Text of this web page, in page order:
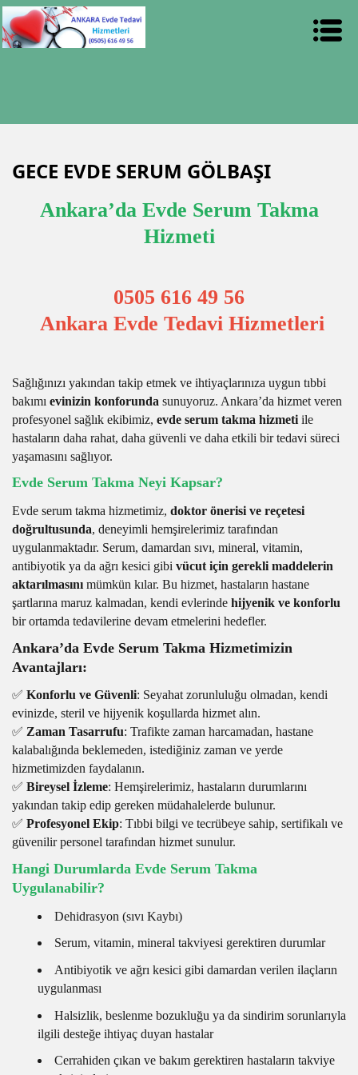
GECE EVDE SERUM GÖLBAŞI
Ankara’da Evde Serum Takma
Hizmeti
0505 616 49 56
Ankara Evde Tedavi Hizmetleri
Sağlığınızı yakından takip etmek ve ihtiyaçlarınıza uygun tıbbi
bakımı evinizin konforunda sunuyoruz. Ankara’da hizmet veren
profesyonel sağlık ekibimiz, evde serum takma hizmeti ile
hastaların daha rahat, daha güvenli ve daha etkili bir tedavi süreci
yaşamasını sağlıyor.
Evde Serum Takma Neyi Kapsar?
Evde serum takma hizmetimiz, doktor önerisi ve reçetesi
doğrultusunda, deneyimli hemşirelerimiz tarafından
uygulanmaktadır. Serum, damardan sıvı, mineral, vitamin,
antibiyotik ya da ağrı kesici gibi vücut için gerekli maddelerin
aktarılmasını mümkün kılar. Bu hizmet, hastaların hastane
şartlarına maruz kalmadan, kendi evlerinde hijyenik ve konforlu
bir ortamda tedavilerine devam etmelerini hedefler.
Ankara’da Evde Serum Takma Hizmetimizin
Avantajları:
✅ Konforlu ve Güvenli: Seyahat zorunluluğu olmadan, kendi
evinizde, steril ve hijyenik koşullarda hizmet alın.
✅ Zaman Tasarrufu: Trafikte zaman harcamadan, hastane
kalabalığında beklemeden, istediğiniz zaman ve yerde
hizmetimizden faydalanın.
✅ Bireysel İzleme: Hemşirelerimiz, hastaların durumlarını
yakından takip edip gereken müdahalelerde bulunur.
✅ Profesyonel Ekip: Tıbbi bilgi ve tecrübeye sahip, sertifikalı ve
güvenilir personel tarafından hizmet sunulur.
Hangi Durumlarda Evde Serum Takma
Uygulanabilir?
Dehidrasyon (sıvı Kaybı)
Serum, vitamin, mineral takviyesi gerektiren durumlar
Antibiyotik ve ağrı kesici gibi damardan verilen ilaçların
uygulanması
Halsizlik, beslenme bozukluğu ya da sindirim sorunlarıyla
ilgili desteğe ihtiyaç duyan hastalar
Cerrahiden çıkan ve bakım gerektiren hastaların takviye